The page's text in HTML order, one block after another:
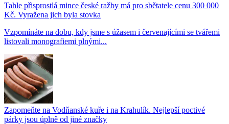
Tahle přisprostlá mince české ražby má pro sbětatele cenu 300 000
Kč. Vyražena jich byla stovka
Vzpomínáte na dobu, kdy jsme s úžasem i červenajícími se tvářemi
listovali monografiemi plnými...
Zapomeňte na Vodňanské kuře i na Krahulík. Nejlepší poctivé
párky jsou úplně od jiné značky